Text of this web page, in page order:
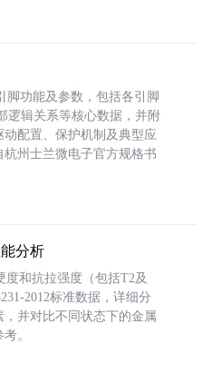
脚功能及参数，包括各引脚
逻辑关系等核心数据，并附
配置、保护机制及典型应
州士兰微电子官方规格书
分析
和抗拉强度（包括T2及
2012标准数据，详细分
并对比不同状态下的金属
。